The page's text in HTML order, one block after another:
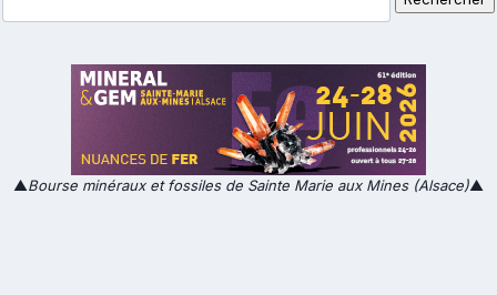
▲Bourse minéraux et fossiles de Sainte Marie aux Mines (Alsace)▲